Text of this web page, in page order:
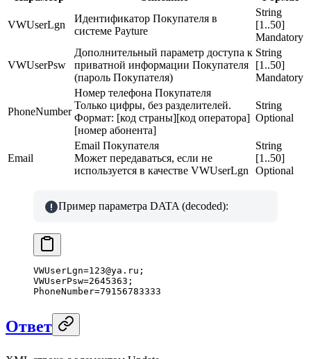
VWUserLgn
Идентификатор Покупателя в
системе Payture
String
[1..50]
Mandatory
VWUserPsw
Дополнительный параметр доступа к
приватной информации Покупателя
(пароль Покупателя)
String
[1..50]
Mandatory
PhoneNumber
Номер телефона Покупателя
Только цифры, без разделителей.
Формат: [код страны][код оператора]
[номер абонента]
String
Optional
Email
Email Покупателя
Может передаваться, если не
используется в качестве VWUserLgn
String
[1..50]
Optional
Пример параметра DATA (decoded):
VWUserLgn=123@ya . ru ;
VWUserPsw=2645363 ;
PhoneNumber=79156783333
Ответ